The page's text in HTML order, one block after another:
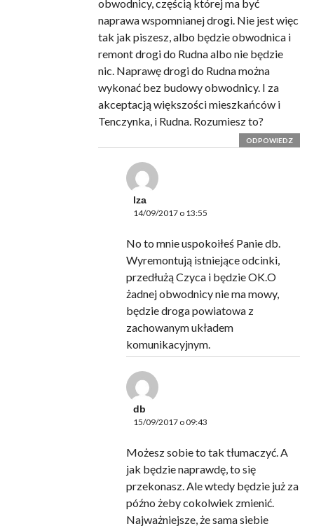
obwodnicy, częścią której ma być
naprawa wspomnianej drogi. Nie jest więc
tak jak piszesz, albo będzie obwodnica i
remont drogi do Rudna albo nie będzie
nic. Naprawę drogi do Rudna można
wykonać bez budowy obwodnicy. I za
akceptacją większości mieszkańców i
Tenczynka, i Rudna. Rozumiesz to?
ODPOWIEDZ
lza
14/09/2017 o 13:55
No to mnie uspokoiłeś Panie db.
Wyremontują istniejące odcinki,
przedłużą Czyca i będzie OK.O
żadnej obwodnicy nie ma mowy,
będzie droga powiatowa z
zachowanym układem
komunikacyjnym.
db
15/09/2017 o 09:43
Możesz sobie to tak tłumaczyć. A
jak będzie naprawdę, to się
przekonasz. Ale wtedy będzie już za
późno żeby cokolwiek zmienić.
Najważniejsze, że sama siebie